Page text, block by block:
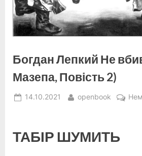
Богдан Лепкий Не
Мазепа, Повість 2)
Posted
14.10.2021 By
openbook
ТАБІР ШУМИТЬ